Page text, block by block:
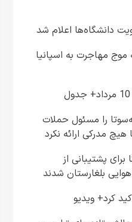
دانشگاه‌ها اعلام شد
مهاجرت به اسپانیا
را مسئول حملات
هیچ مدرکی ارائه نکرد
پشتیبانی از
بلغارستان شدند
کرد+ ویدیو